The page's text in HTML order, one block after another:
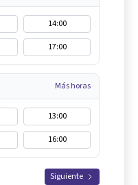
14:00
17:00
Más horas
13:00
16:00
Siguiente